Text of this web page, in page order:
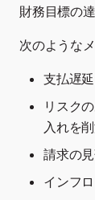
財務目標の
次のような
支払遅
リスク
入れを削
請求の
インフ